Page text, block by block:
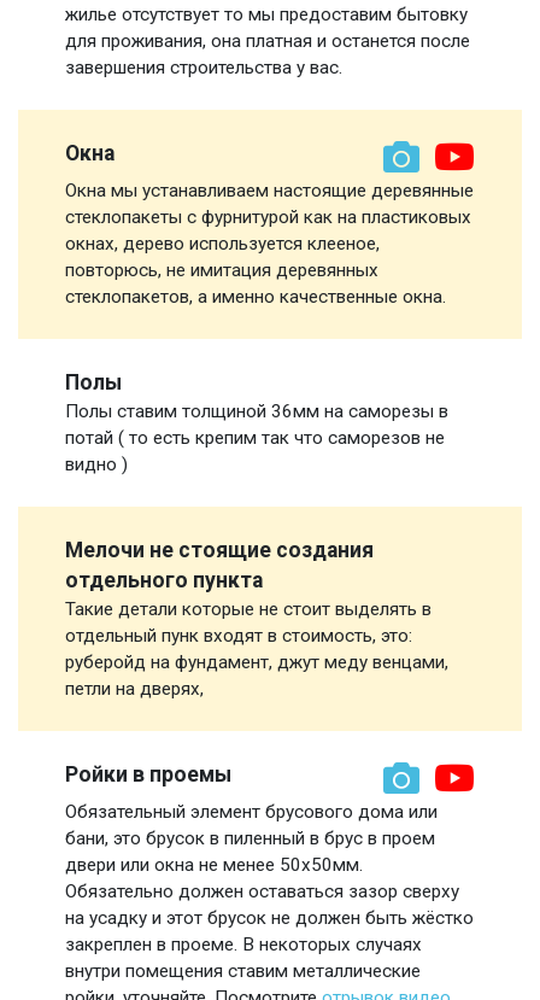
жилье отсутствует то мы предоставим бытовку
для проживания, она платная и останется после
завершения строительства у вас.
Окна
Окна мы устанавливаем настоящие деревянные
стеклопакеты с фурнитурой как на пластиковых
окнах, дерево используется клееное,
повторюсь, не имитация деревянных
стеклопакетов, а именно качественные окна.
Полы
Полы ставим толщиной 36мм на саморезы в
потай ( то есть крепим так что саморезов не
видно )
Мелочи не стоящие создания
отдельного пункта
Такие детали которые не стоит выделять в
отдельный пунк входят в стоимость, это:
руберойд на фундамент, джут меду венцами,
петли на дверях,
Ройки в проемы
Обязательный элемент брусового дома или
бани, это брусок в пиленный в брус в проем
двери или окна не менее 50х50мм.
Обязательно должен оставаться зазор сверху
на усадку и этот брусок не должен быть жёстко
закреплен в проеме. В некоторых случаях
внутри помещения ставим металлические